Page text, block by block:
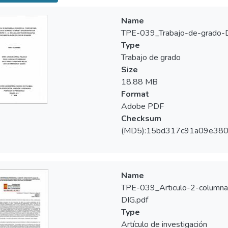
asociadas a inflamación gingival en un 37.9% en
años. La mediana porcentual de superficies que presentan
gingival, para IP fue de 76.9%, y para IG fue 53.9%, en
La prevalencia de enfermedad periodontal en la Institución
está asociada a cambios hormonales, edad, estratos
Name
TPE-039_Trabajo-de-grado-
Type
Trabajo de grado
Size
18.88 MB
Format
Adobe PDF
Checksum
Name
TPE-039_Articulo-2-
DIG.pdf
Type
Artículo de investigación